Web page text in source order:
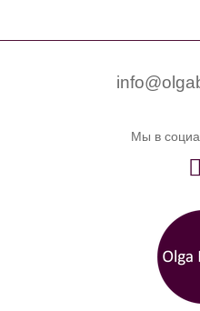
Мы в
